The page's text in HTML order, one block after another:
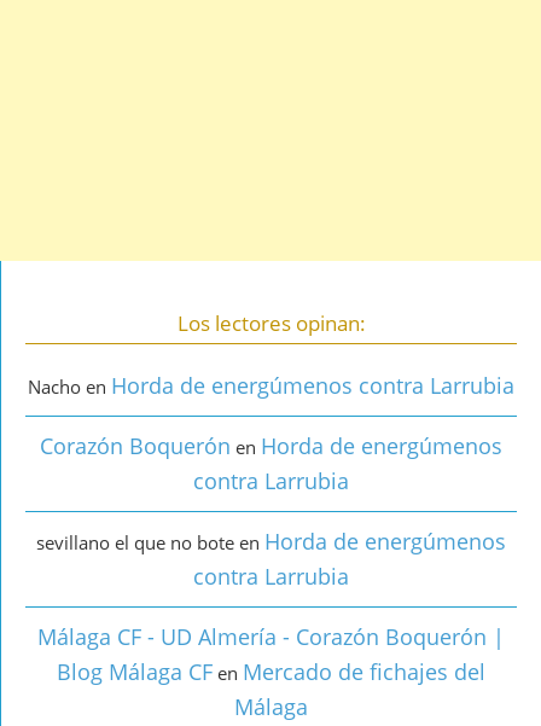
Los lectores opinan:
Nacho en Horda de energúmenos contra Larrubia
Corazón Boquerón en Horda de energúmenos
contra Larrubia
sevillano el que no bote en Horda de energúmenos
contra Larrubia
Málaga CF - UD Almería - Corazón Boquerón |
Blog Málaga CF en Mercado de fichajes del
Málaga